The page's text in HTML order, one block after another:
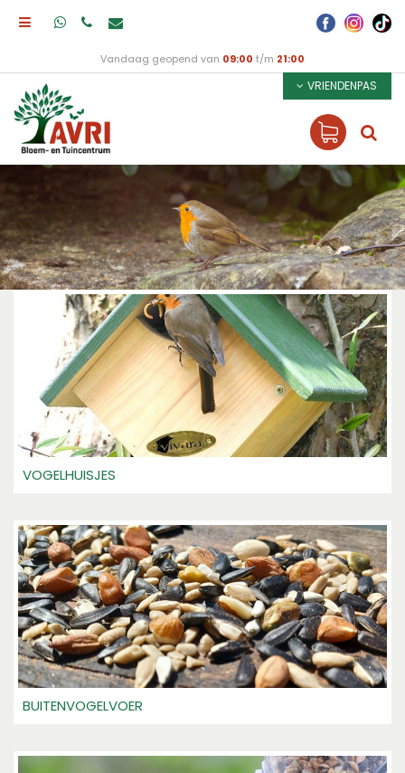
Vandaag geopend van 09:00 t/m 21:00
VRIENDENPAS
VOGELHUISJES
BUITENVOGELVOER